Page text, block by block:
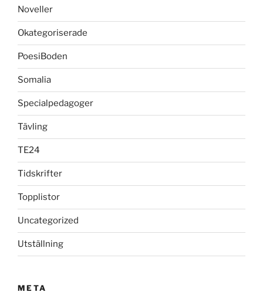
Noveller
Okategoriserade
PoesiBoden
Somalia
Specialpedagoger
Tävling
TE24
Tidskrifter
Topplistor
Uncategorized
Utställning
META